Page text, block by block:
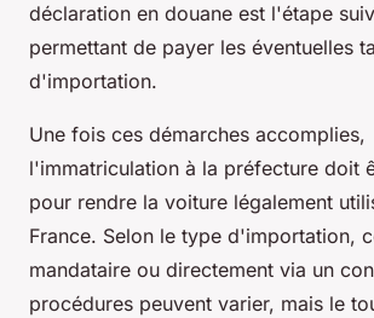
déclaration en douane est l'étape
permettant de payer les éventuelles
d'importation.
Une fois ces démarches accomplies,
l'immatriculation à la préfecture doit
pour rendre la voiture légalement
France. Selon le type d'importation,
mandataire ou directement via un
procédures peuvent varier, mais le